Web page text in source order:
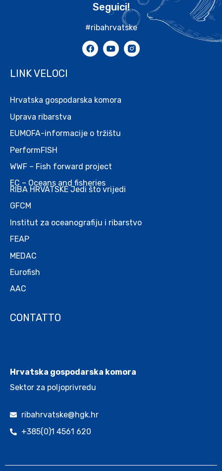
Seguici!
#ribahrvatske
LINK VELOCI
Hrvatska gospodarska komora
Uprava ribarstva
EUMOFA-informacije o tržištu
PerformFISH
WWF – Fish forward project
EC – Oceans and fisheries
RIBA HRVATSKE Jedi što vrijedi
GFCM
Institut za oceanografiju i ribarstvo
FEAP
MEDAC
Eurofish
AAC
CONTATTO
Hrvatska gospodarska komora
Sektor za poljoprivredu
ribahrvatske@hgk.hr
+385(0)1 4561 620